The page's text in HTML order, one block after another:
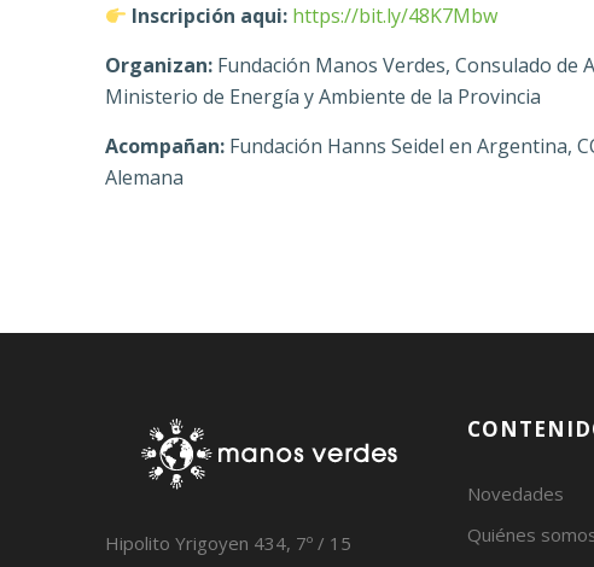
Inscripción aqui: https://bit.ly/48K7Mbw
Organizan: Fundación Manos Verdes, Consulado
Ministerio de Energía y Ambiente de la Provincia
Acompañan: Fundación Hanns Seidel en Argentina,
Alemana
Hipolito Yrigoyen 434, 7º / 15
Novedades
Quiénes